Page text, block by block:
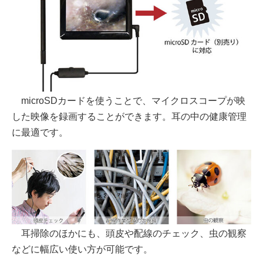
microSDカードを使うことで、マイクロスコープが映
した映像を録画することができます。耳の中の健康管理
に最適です。
耳掃除のほかにも、頭皮や配線のチェック、虫の観察
などに幅広い使い方が可能です。